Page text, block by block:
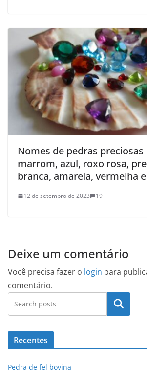
Nomes de pedras preciosas
marrom, azul, roxo rosa,
branca, amarela, vermelha
12 de setembro de 2023 19
Deixe um comentário
Você precisa fazer o login para
comentário.
Pesquisar
Recentes
Pedra de fel bovina